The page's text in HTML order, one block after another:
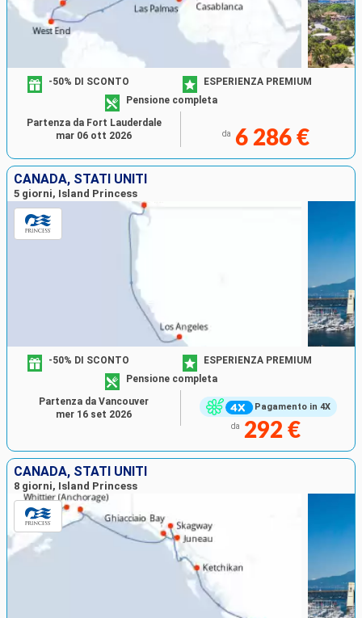
-50% DI SCONTO
ESPERIENZA PREMIUM
Pensione completa
da 6 286 €
Partenza da Fort Lauderdale
mar 06 ott 2026
CANADA, STATI UNITI
5 giorni, Island Princess
Pagamento in 4X
-50% DI SCONTO
ESPERIENZA PREMIUM
Pensione completa
da 292 €
Partenza da Vancouver
mer 16 set 2026
CANADA, STATI UNITI
8 giorni, Island Princess